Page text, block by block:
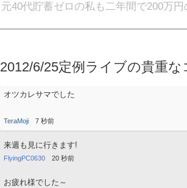
元40代貯蓄ゼロの私も二年間で200万円
2012/6/25定例ライブの貴重
オツカレサマでした
TeraMoji 7 秒前
来週も見に行きます!
FlyingPC0630 20 秒前
お疲れ様でした～